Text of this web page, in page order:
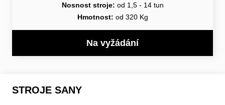
Nosnost stroje: od 1,5 - 14 tun
Hmotnost: od 320 Kg
Na vyžádání
STROJE SANY